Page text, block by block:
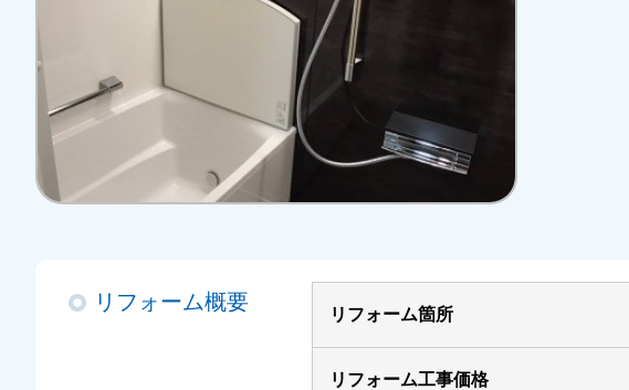
リフォーム概要
リフォーム箇所
リフォーム工事価格